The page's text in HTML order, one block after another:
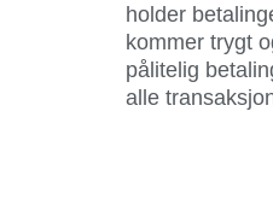
holder
kommer trygt
pålitelig
alle